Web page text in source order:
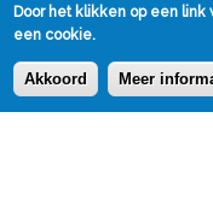
Huisartsenpraktijk
1211 LV Hilversum
Telefoon:035 624
Door het klikken op een
een cookie.
Akkoord Meer